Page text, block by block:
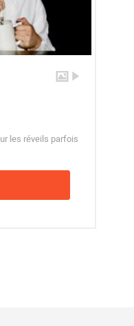
les réveils parfois